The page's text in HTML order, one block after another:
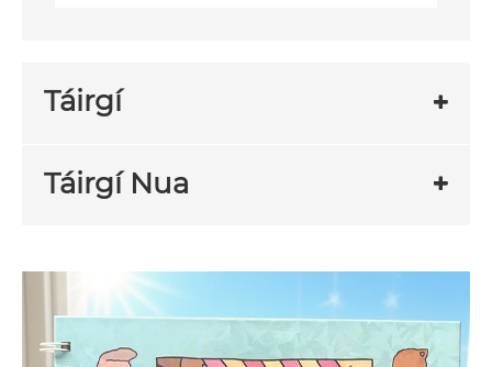
Táirgí
Táirgí Nua